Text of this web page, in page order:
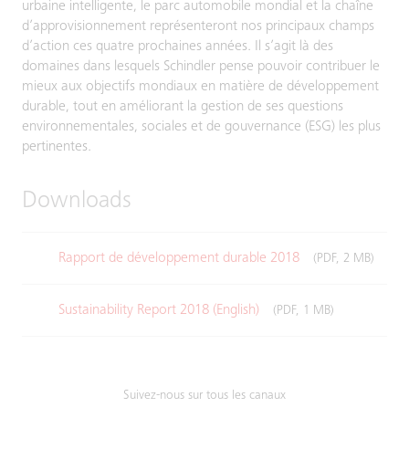
urbaine intelligente, le parc automobile mondial et la chaîne
d’approvisionnement représenteront nos principaux champs
d’action ces quatre prochaines années. Il s’agit là des
domaines dans lesquels Schindler pense pouvoir contribuer le
mieux aux objectifs mondiaux en matière de développement
durable, tout en améliorant la gestion de ses questions
environnementales, sociales et de gouvernance (ESG) les plus
pertinentes.
Downloads
Rapport de développement durable 2018 (PDF, 2 MB)
Sustainability Report 2018 (English) (PDF, 1 MB)
Suivez-nous sur tous les canaux